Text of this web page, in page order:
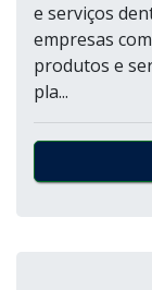
e serviços
empresas
produtos e
pla...